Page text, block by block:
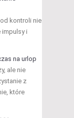
kontroli nie
impulsy i
na urlop
ale nie
z
które